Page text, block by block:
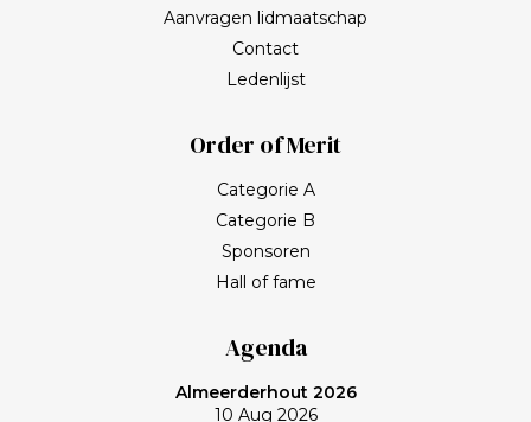
Aanvragen lidmaatschap
Contact
Ledenlijst
Order of Merit
Categorie A
Categorie B
Sponsoren
Hall of fame
Agenda
Almeerderhout 2026
10 Aug 2026